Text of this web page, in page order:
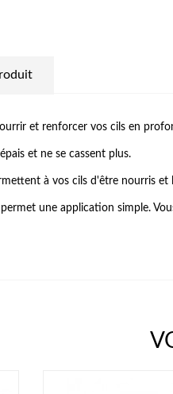
et renforcer vos cils en
et ne se cassent plus.
à vos cils d'être nourris
une application simple.